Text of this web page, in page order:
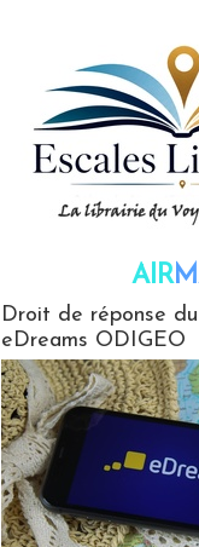
AIR
Droit de réponse
eDreams ODIGEO